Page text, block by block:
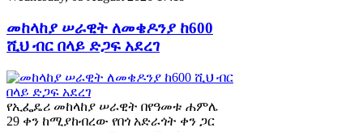
መከላከያ ሠራዊት ለመቄዶንያ ከ600
ሺህ ብር በላይ ድጋፍ አደረገ
የኢፌዴሪ መከላከያ ሠራዊት በየዓመቱ ሐምሌ
29 ቀን ከሚያከብረው የበጎ አድራጎት ቀን ጋር